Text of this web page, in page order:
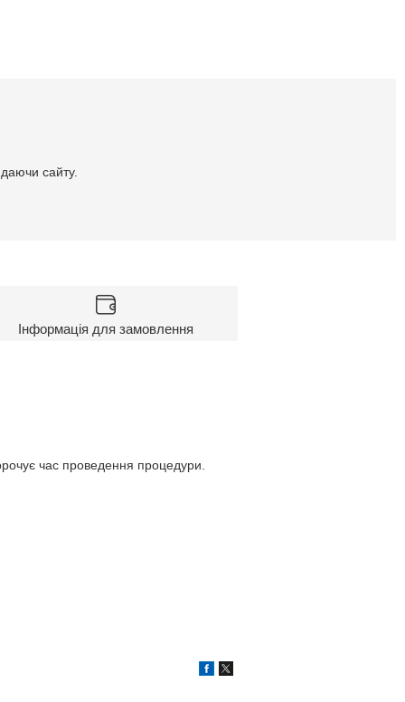
сайту.
Інформація для замовлення
час проведення процедури.